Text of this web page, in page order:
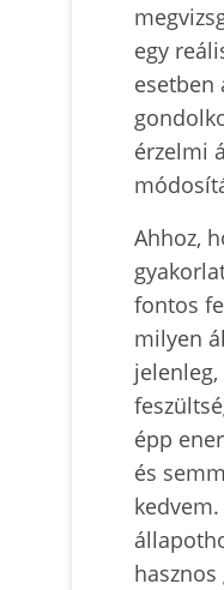
egy
esetben
érzelmi
Ahhoz,
fontos
milyen
jelenleg,
épp
és